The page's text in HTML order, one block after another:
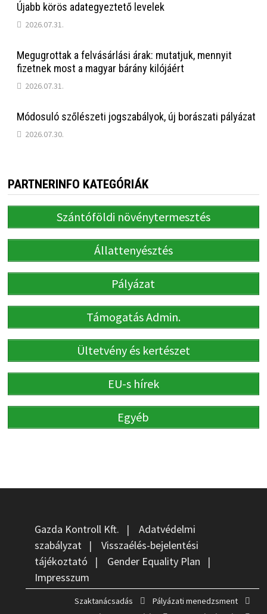
Újabb körös adategyeztető levelek
2026.07.31.
Megugrottak a felvásárlási árak: mutatjuk, mennyit
fizetnek most a magyar bárány kilójáért
2026.07.31.
Módosuló szőlészeti jogszabályok, új borászati pályázat
2026.07.30.
PARTNERINFO KATEGÓRIÁK
Szántóföldi növénytermesztés
Állattenyésztés
Pályázat
Támogatás Admin.
Ültetvény és kertészet
EU-s hírek
Egyéb
Gazda Kontroll Kft. | Adatvédelmi
szabályzat| Visszaélés-bejelentési
tájékoztató | Gender Equality Plan |
Impresszum
Szaktanácsadás
Pályázati menedzsment